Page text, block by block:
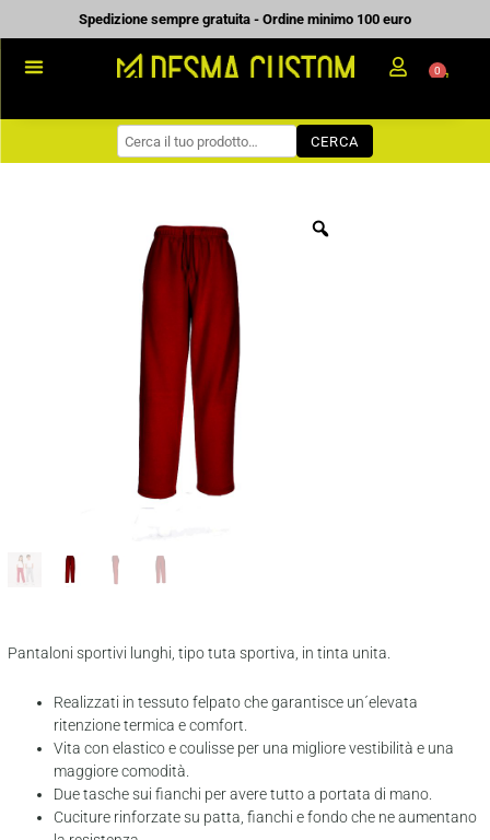
al
contenuto
Spedizione sempre gratuita - Ordine minimo 100 euro
WORKWEAR
0
CERCA
Pantaloni sportivi lunghi, tipo tuta sportiva, in tinta unita.
Realizzati in tessuto felpato che garantisce un´elevata
ritenzione termica e comfort.
Vita con elastico e coulisse per una migliore vestibilità e una
maggiore comodità.
Due tasche sui fianchi per avere tutto a portata di mano.
Cuciture rinforzate su patta, fianchi e fondo che ne aumentano